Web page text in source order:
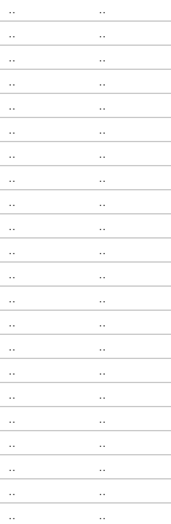
.. ..
.. ..
.. ..
.. ..
.. ..
.. ..
.. ..
.. ..
.. ..
.. ..
.. ..
.. ..
.. ..
.. ..
.. ..
.. ..
.. ..
.. ..
.. ..
.. ..
.. ..
.. ..